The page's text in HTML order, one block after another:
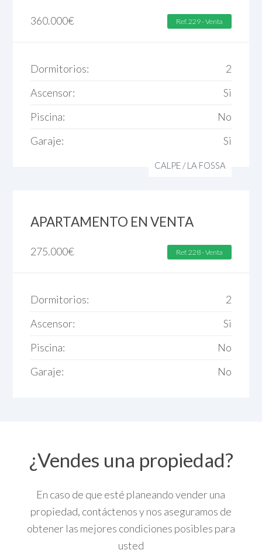
360.000€ Ref. 229 - Venta
Dormitorios:
2
Ascensor:
Si
Piscina:
No
Garaje:
Si
CALPE/LA FOSSA
APARTAMENTO EN VENTA
275.000€ Ref. 228 - Venta
Dormitorios:
2
Ascensor:
Si
Piscina:
No
Garaje:
No
¿Vendes una propiedad?
En caso de que esté planeando vender una
propiedad, contáctenos y nos aseguramos de
obtener las mejores condiciones posibles para
usted